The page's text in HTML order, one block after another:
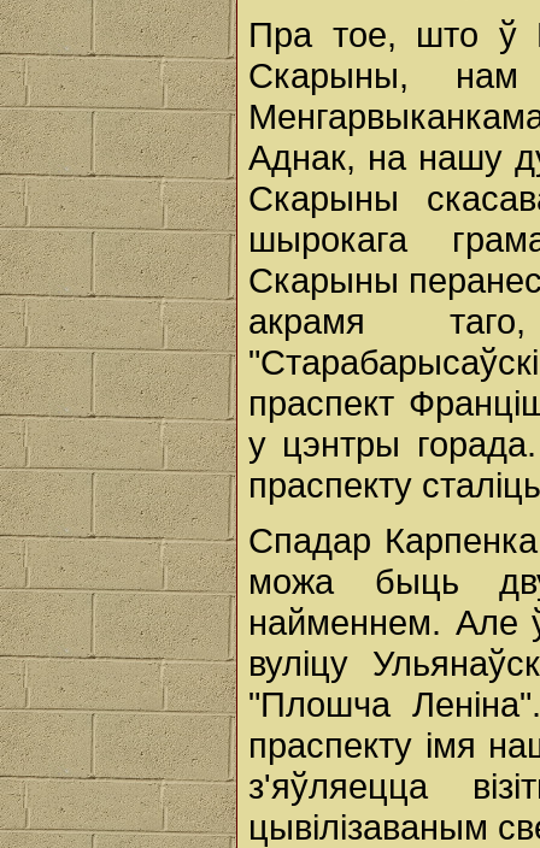
Пра тое, што ў
Скарыны, нам
Аднак, на нашу
Скарыны
шырокага
Скарыны
акрамя
праспект
у цэнтры
праспекту
Спадар
можа быць
найменнем. Але
вуліцу
"Плошча
праспекту імя
з'яўляецца
цывілізаваным